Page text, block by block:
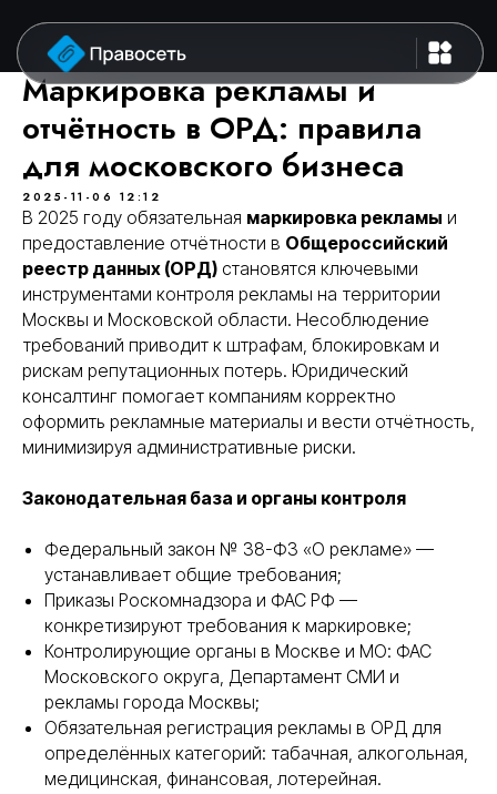
Маркировка рекламы и
отчётность в ОРД: правила
для московского бизнеса
2025-11-06 12:12
В 2025 году обязательная маркировка рекламы и
предоставление отчётности в Общероссийский
реестр данных (ОРД) становятся ключевыми
инструментами контроля рекламы на территории
Москвы и Московской области. Несоблюдение
требований приводит к штрафам, блокировкам и
рискам репутационных потерь. Юридический
консалтинг помогает компаниям корректно
оформить рекламные материалы и вести отчётность,
минимизируя административные риски.
Законодательная база и органы контроля
Федеральный закон № 38-ФЗ «О рекламе» —
устанавливает общие требования;
Приказы Роскомнадзора и ФАС РФ —
конкретизируют требования к маркировке;
Контролирующие органы в Москве и МО: ФАС
Московского округа, Департамент СМИ и
рекламы города Москвы;
Обязательная регистрация рекламы в ОРД для
определённых категорий: табачная, алкогольная,
медицинская, финансовая, лотерейная.